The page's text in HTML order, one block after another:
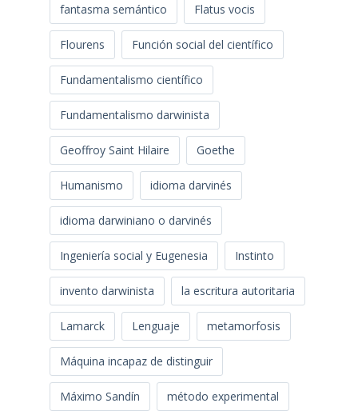
fantasma semántico Flatus vocis
Flourens Función social del científico
Fundamentalismo científico
Fundamentalismo darwinista
Geoffroy Saint Hilaire Goethe
Humanismo idioma darvinés
idioma darwiniano o darvinés
Ingeniería social y Eugenesia Instinto
invento darwinista la escritura autoritaria
Lamarck Lenguaje metamorfosis
Máquina incapaz de distinguir
Máximo Sandín método experimental